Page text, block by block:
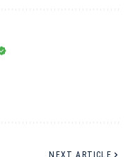
NEXT ARTICLE